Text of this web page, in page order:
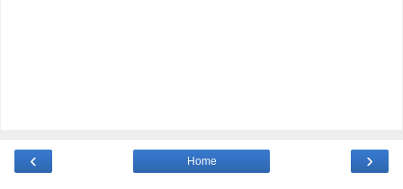
‹ ›
Home